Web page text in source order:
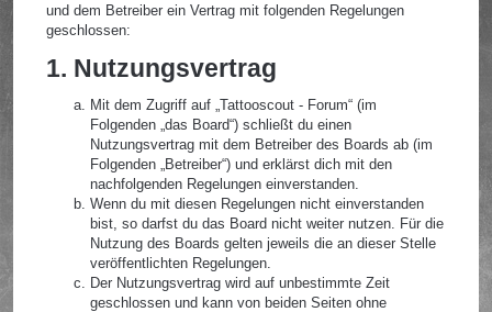
und dem Betreiber ein Vertrag mit folgenden Regelungen
geschlossen:
1. Nutzungsvertrag
Mit dem Zugriff auf „Tattooscout - Forum“ (im
Folgenden „das Board“) schließt du einen
Nutzungsvertrag mit dem Betreiber des Boards ab (im
Folgenden „Betreiber“) und erklärst dich mit den
nachfolgenden Regelungen einverstanden.
Wenn du mit diesen Regelungen nicht einverstanden
bist, so darfst du das Board nicht weiter nutzen. Für die
Nutzung des Boards gelten jeweils die an dieser Stelle
veröffentlichten Regelungen.
Der Nutzungsvertrag wird auf unbestimmte Zeit
geschlossen und kann von beiden Seiten ohne